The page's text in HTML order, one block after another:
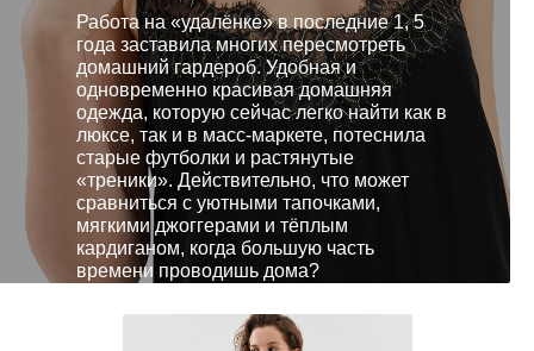
Работа на «удалёнке» в последние 1, 5
года заставила многих пересмотреть
домашний гардероб. Удобная и
одновременно красивая домашняя
одежда, которую сейчас легко найти как в
люксе, так и в масс-маркете, потеснила
старые футболки и растянутые
«треники». Действительно, что может
сравниться с уютными тапочками,
мягкими джоггерами и тёплым
кардиганом, когда большую часть
времени проводишь дома?